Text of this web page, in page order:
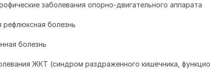
заболевания опорно-двигательного аппарата
рефлюксная болезнь
болезнь
ЖКТ (синдром раздраженного кишечника,